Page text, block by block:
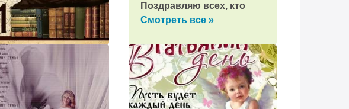
Поздравляю всех, кто
увлекается
Смотреть все »